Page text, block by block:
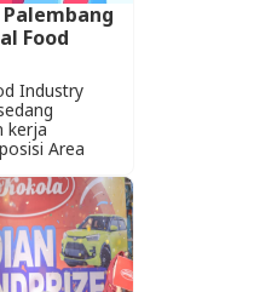
Food
Industry
kerja
Area